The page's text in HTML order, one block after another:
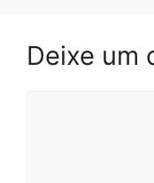
Deixe um